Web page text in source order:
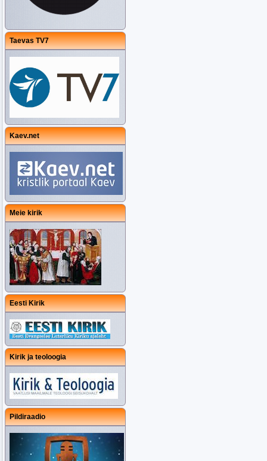
Taevas TV7
Kaev.net
Meie kirik
Eesti Kirik
Kirik ja teoloogia
Pildiraadio